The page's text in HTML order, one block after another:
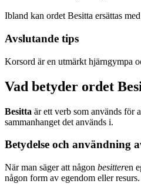
Ibland kan ordet Besitta ersättas
Avslutande tips
Korsord är en utmärkt hjärngympa
Vad betyder ordet
Besitta är ett verb som används för
sammanhanget det används i.
Betydelse och användning
När man säger att någon besitteren
någon form av egendom eller resurs.